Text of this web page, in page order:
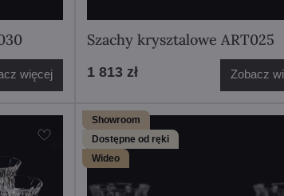
więcej
Szachy krysztalowe ART025
1 813 zł Zobacz
Showroom
Dostępne od ręki
Wideo